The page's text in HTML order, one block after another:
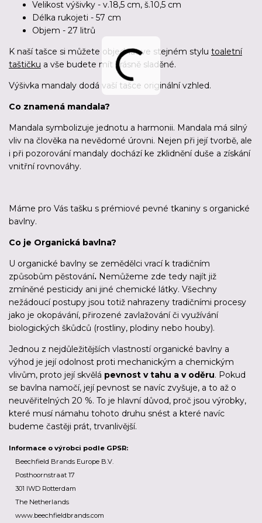
Velikost výšivky - v.18,5 cm, š.10,5 cm
Délka rukojeti - 57 cm
Objem - 27 litrů
K naší tašce si můžete objednat ve stejném stylu toaletní
taštičku a vše budete mít krásně sladěné.
Výšivka mandaly dodá vaší tašce originální vzhled.
Co znamená mandala?
Mandala symbolizuje jednotu a harmonii. Mandala má silný
vliv na člověka na nevědomé úrovni. Nejen při její tvorbě, ale
i při pozorování mandaly dochází ke zklidnění duše a získání
vnitřní rovnováhy.
Máme pro Vás tašku s prémiové pevné tkaniny s organické
bavlny.
Co je Organická bavlna?
U organické bavlny se zemědělci vrací k tradičním
způsobům pěstování. Nemůžeme zde tedy najít již
zmíněné pesticidy ani jiné chemické látky. Všechny
nežádoucí postupy jsou totiž nahrazeny tradičními procesy
jako je okopávání, přirozené zavlažování či využívání
biologických škůdců (rostliny, plodiny nebo houby).
Jednou z nejdůležitějších vlastností organické bavlny a
výhod je její odolnost proti mechanickým a chemickým
vlivům, proto její skvělá pevnost v tahu a v oděru. Pokud
se bavlna namočí, její pevnost se navíc zvyšuje, a to až o
neuvěřitelných 20 %. To je hlavní důvod, proč jsou výrobky,
které musí námahu tohoto druhu snést a které navíc
budeme častěji prát, trvanlivější.
Informace o výrobci podle GPSR:
Beechfield Brands Europe B.V.
Posthoornstraat 17
301 IWD Rotterdam
The Netherlands
www.beechfieldbrands.com